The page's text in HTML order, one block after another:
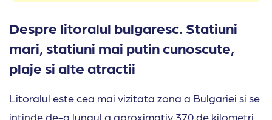
Despre litoralul bulgaresc. Statiuni
mari, statiuni mai putin cunoscute,
plaje si alte atractii
Litoralul este cea mai vizitata zona a Bulgariei si se
intinde de-a lungul a aproximativ 370 de kilometri,